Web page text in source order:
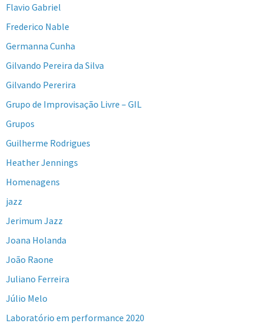
Flavio Gabriel
Frederico Nable
Germanna Cunha
Gilvando Pereira da Silva
Gilvando Pererira
Grupo de Improvisação Livre – GIL
Grupos
Guilherme Rodrigues
Heather Jennings
Homenagens
jazz
Jerimum Jazz
Joana Holanda
João Raone
Juliano Ferreira
Júlio Melo
Laboratório em performance 2020